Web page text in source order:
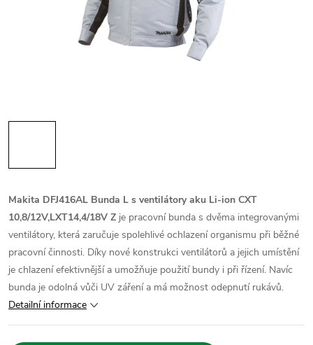
Makita DFJ416AL Bunda L s ventilátory aku Li-ion CXT
10,8/12V,LXT14,4/18V Z je pracovní bunda s dvěma integrovanými
ventilátory, která zaručuje spolehlivé ochlazení organismu při běžné
pracovní činnosti. Díky nové konstrukci ventilátorů a jejich umístění
je chlazení efektivnější a umožňuje použití bundy i při řízení. Navíc
bunda je odolná vůči UV záření a má možnost odepnutí rukávů.
Detailní informace